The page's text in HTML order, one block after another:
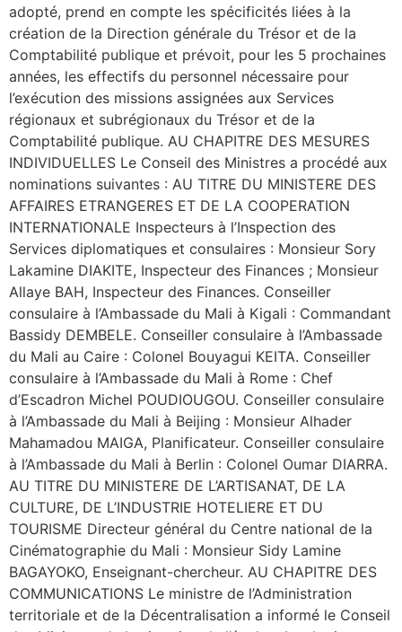
adopté, prend en compte les spécificités liées à la
création de la Direction générale du Trésor et de la
Comptabilité publique et prévoit, pour les 5 prochaines
années, les effectifs du personnel nécessaire pour
l’exécution des missions assignées aux Services
régionaux et subrégionaux du Trésor et de la
Comptabilité publique. AU CHAPITRE DES MESURES
INDIVIDUELLES Le Conseil des Ministres a procédé aux
nominations suivantes : AU TITRE DU MINISTERE DES
AFFAIRES ETRANGERES ET DE LA COOPERATION
INTERNATIONALE Inspecteurs à l’Inspection des
Services diplomatiques et consulaires : Monsieur Sory
Lakamine DIAKITE, Inspecteur des Finances ; Monsieur
Allaye BAH, Inspecteur des Finances. Conseiller
consulaire à l’Ambassade du Mali à Kigali : Commandant
Bassidy DEMBELE. Conseiller consulaire à l’Ambassade
du Mali au Caire : Colonel Bouyagui KEITA. Conseiller
consulaire à l’Ambassade du Mali à Rome : Chef
d’Escadron Michel POUDIOUGOU. Conseiller consulaire
à l’Ambassade du Mali à Beijing : Monsieur Alhader
Mahamadou MAIGA, Planificateur. Conseiller consulaire
à l’Ambassade du Mali à Berlin : Colonel Oumar DIARRA.
AU TITRE DU MINISTERE DE L’ARTISANAT, DE LA
CULTURE, DE L’INDUSTRIE HOTELIERE ET DU
TOURISME Directeur général du Centre national de la
Cinématographie du Mali : Monsieur Sidy Lamine
BAGAYOKO, Enseignant-chercheur. AU CHAPITRE DES
COMMUNICATIONS Le ministre de l’Administration
territoriale et de la Décentralisation a informé le Conseil